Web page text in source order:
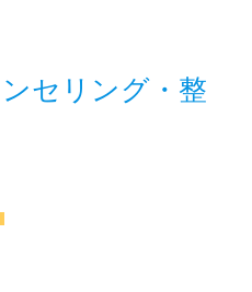
セリング・整